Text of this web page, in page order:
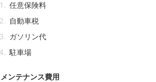
任意保険料
自動車税
ガソリン代
駐車場
メンテナンス費用